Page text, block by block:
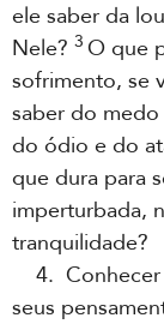
ele saber da
Nele? 3 O que
sofrimento, se
saber do
do ódio e do
que dura para
imperturbada,
tranquilidade?
4. Conhecer
seus